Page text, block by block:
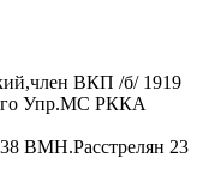
ВКП /б/ 1919
Упр.МС РККА
ВМН.Расстрелян 23